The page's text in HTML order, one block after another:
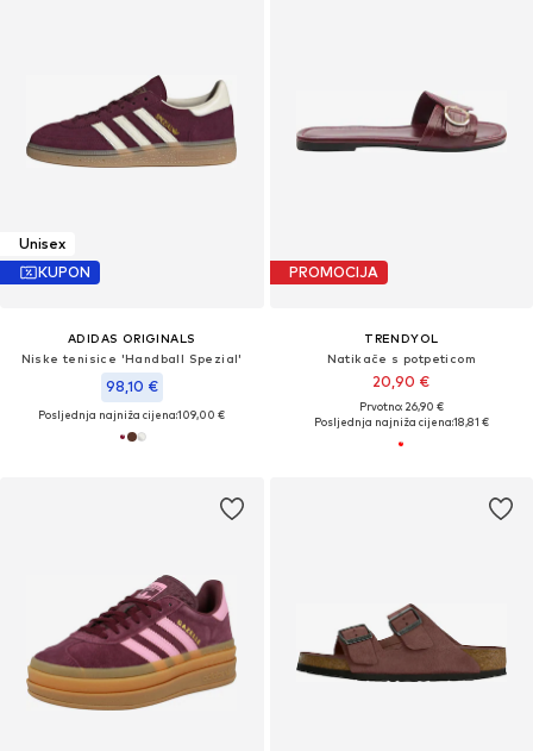
Unisex
KUPON
ADIDAS ORIGINALS
Niske tenisice 'Handball Spezial'
98,10 €
Posljednja najniža cijena:109,00 €
PROMOCIJA
TRENDYOL
Natikače s potpeticom
20,90 €
Prvotno: 26,90 €
Posljednja najniža cijena:18,81 €